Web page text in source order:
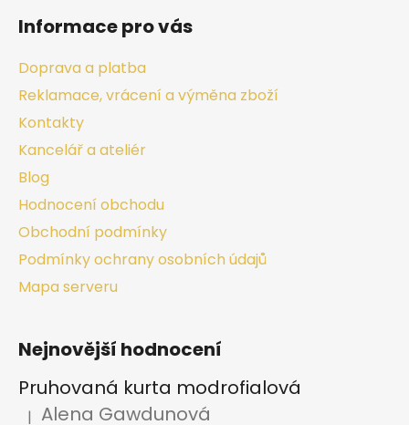
Informace pro vás
Doprava a platba
Reklamace, vrácení a výměna zboží
Kontakty
Kancelář a ateliér
Blog
Hodnocení obchodu
Obchodní podmínky
Podmínky ochrany osobních údajů
Mapa serveru
Nejnovější hodnocení
Pruhovaná kurta modrofialová
| Alena Gawdunová